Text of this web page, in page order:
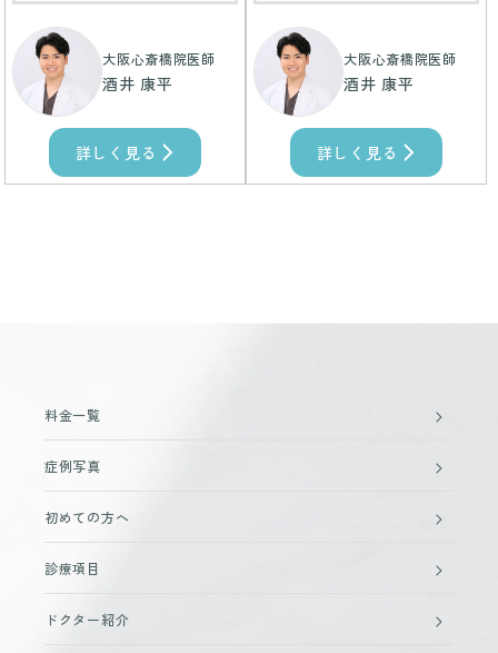
大阪心斎橋院医師
酒井 康平
詳しく見る
大阪心斎橋院医師
酒井 康平
詳しく見る
料金一覧
症例写真
初めての方へ
診療項目
ドクター紹介